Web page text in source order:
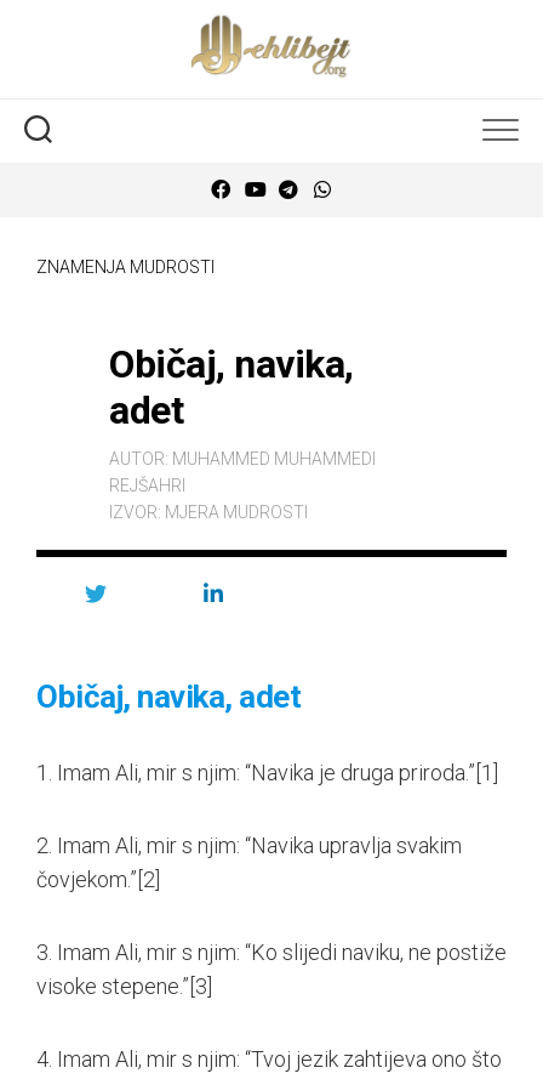
ZNAMENJA MUDROSTI
Običaj, navika,
adet
AUTOR: MUHAMMED MUHAMMEDI
REJŠAHRI
IZVOR: MJERA MUDROSTI
Običaj, navika, adet
1. Imam Ali, mir s njim: “Navika je druga priroda.” [1]
2. Imam Ali, mir s njim: “Navika upravlja svakim
čovjekom.” [2]
3. Imam Ali, mir s njim: “Ko slijedi naviku, ne postiže
visoke stepene.” [3]
4. Imam Ali, mir s njim: “Tvoj jezik zahtijeva ono što